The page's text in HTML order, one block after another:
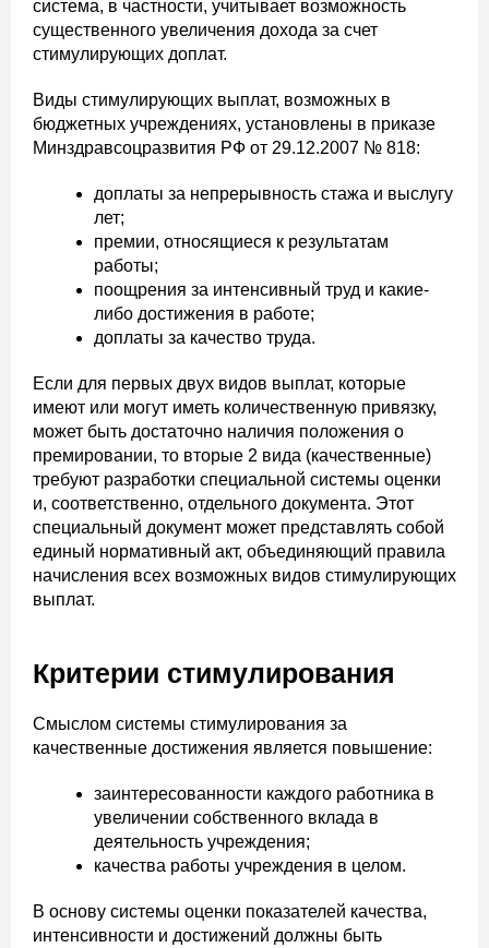
система, в частности, учитывает возможность
существенного увеличения дохода за счет
стимулирующих доплат.
Виды стимулирующих выплат, возможных в
бюджетных учреждениях, установлены в приказе
Минздравсоцразвития РФ от 29.12.2007 № 818:
доплаты за непрерывность стажа и выслугу
лет;
премии, относящиеся к результатам
работы;
поощрения за интенсивный труд и какие-
либо достижения в работе;
доплаты за качество труда.
Если для первых двух видов выплат, которые
имеют или могут иметь количественную привязку,
может быть достаточно наличия положения о
премировании, то вторые 2 вида (качественные)
требуют разработки специальной системы оценки
и, соответственно, отдельного документа. Этот
специальный документ может представлять собой
единый нормативный акт, объединяющий правила
начисления всех возможных видов стимулирующих
выплат.
Критерии стимулирования
Смыслом системы стимулирования за
качественные достижения является повышение:
заинтересованности каждого работника в
увеличении собственного вклада в
деятельность учреждения;
качества работы учреждения в целом.
В основу системы оценки показателей качества,
интенсивности и достижений должны быть